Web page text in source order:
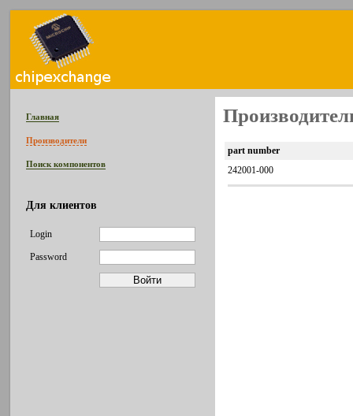
Главная
Производители
Поиск компонентов
Для клиентов
Login
Password
part number
242001-000